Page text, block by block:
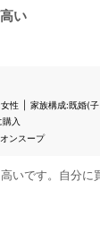
一部にやまいも
ベースにした
軽やかにしつ
キスパウダー
具（キャベツ
リ、乾燥タイム
い
女性 家族構成:既婚(
購入
ンスープ
いです。自分に